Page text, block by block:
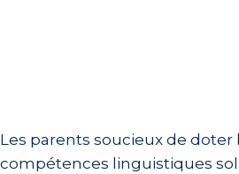
Les parents soucieux de doter
compétences linguistiques